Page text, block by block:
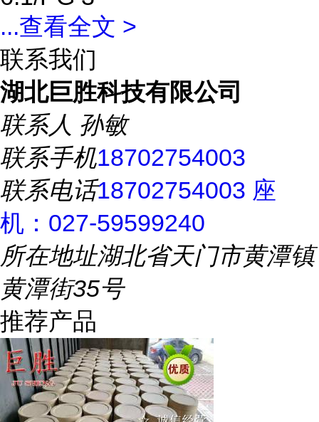
...查看全文 >
联系我们
湖北巨胜科技有限公司
联系人 孙敏
联系手机18702754003
联系电话18702754003 座
机：027-59599240
所在地址湖北省天门市黄潭镇
黄潭街35号
推荐产品